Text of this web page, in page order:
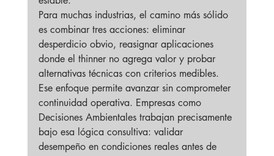
Para muchas industrias, el camino más sólido
es combinar tres acciones: eliminar
desperdicio obvio, reasignar aplicaciones
donde el thinner no agrega valor y probar
alternativas técnicas con criterios medibles.
Ese enfoque permite avanzar sin comprometer
continuidad operativa. Empresas como
Decisiones Ambientales trabajan precisamente
bajo esa lógica consultiva: validar
desempeño en condiciones reales antes de